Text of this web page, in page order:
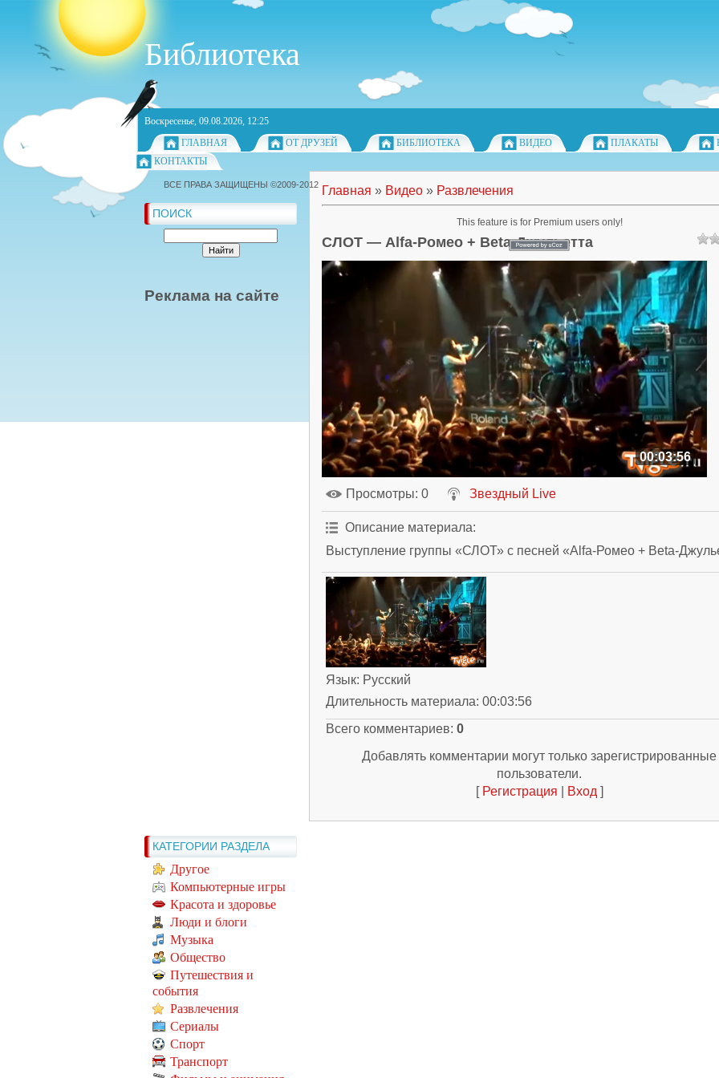
Библиотека
Воскресенье, 09.08.2026, 12:25
ГЛАВНАЯ
ОТ ДРУЗЕЙ БИБЛИОТЕКА ВИДЕО ПЛАКАТЫ
КОНТАКТЫ
ПОИСК
Реклама на сайте
КАТЕГОРИИ РАЗДЕЛА
Другое
Компьютерные игры
Красота и здоровье
Люди и блоги
Музыка
Общество
Путешествия и
события
Развлечения
Сериалы
Спорт
Транспорт
Главная » Видео » Развлечения
СЛОТ — Alfa-Ромео + Beta-Джульетта
00:03:56
Просмотры: 0 Звездный Live
Описание материала:
Выступление группы «СЛОТ» с песней «Alfa-Ромео + Beta-
Язык: Русский
Длительность материала: 00:03:56
Всего комментариев: 0
Добавлять комментарии могут только зарегистрированные
пользователи.
[ Регистрация Вход ]
ВСЕ ПРАВА ЗАЩИЩЕНЫ ©2009-2012
This feature is for Premium users only!